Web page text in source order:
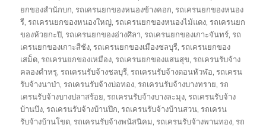
ยกของสำนักบก,รถเครนยกของหนองข้างคอก,รถเครนยกของหนอง
รี,รถเครนยกของหนองใหญ่,รถเครนยกของหนองไม้แดง,รถเครนยก
ของห้วยกะปิ,รถเครนยกของอ่างศิลา,รถเครนยกของเกาะจันทร์,รถ
เครนยกของเกาะสีชัง,รถเครนยกของเมืองชลบุรี,รถเครนยกของ
เสม็ด,รถเครนยกของเหมือง,รถเครนยกของแสนสุข,รถเครนรับจ้าง
คลองตำหรุ,รถเครนรับจ้างชลบุรี,รถเครนรับจ้างดอนหัวฬ่อ,รถเครน
รับจ้างนาป่า,รถเครนรับจ้างบ่อทอง,รถเครนรับจ้างบางทราย,รถ
เครนรับจ้างบางปลาสร้อย,รถเครนรับจ้างบางละมุง,รถเครนรับจ้าง
บ้านบึง,รถเครนรับจ้างบ้านปึก,รถเครนรับจ้างบ้านสวน,รถเครน
รับจ้างบ้านโขด,รถเครนรับจ้างพนัสนิคม,รถเครนรับจ้างพานทอง,รถ